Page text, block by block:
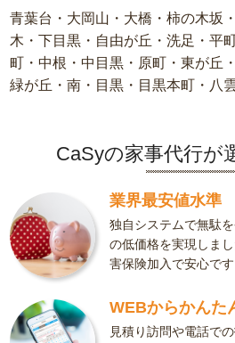
青葉台・大岡山・大橋・柿の木坂
木・下目黒・自由が丘・洗足・平
町・中根・中目黒・原町・東が丘
緑が丘・南・目黒・目黒本町・八
CaSyの家事代行が
業界最安値水準
独自システムで無駄
の低価格を実現しま
害保険加入で安心です
WEBからかんた
見積り訪問や電話で